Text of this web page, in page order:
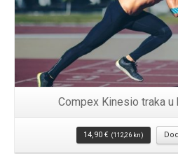
Compex Kinesio traka u
14,90 € (112,26 kn)